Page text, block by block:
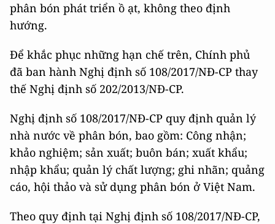
phân bón phát triển ồ ạt, không theo định
hướng.
Để khắc phục những hạn chế trên, Chính phủ
đã ban hành Nghị định số 108/2017/NĐ-CP thay
thế Nghị định số 202/2013/NĐ-CP.
Nghị định số 108/2017/NĐ-CP quy định quản lý
nhà nước về phân bón, bao gồm: Công nhận;
khảo nghiệm; sản xuất; buôn bán; xuất khẩu;
nhập khẩu; quản lý chất lượng; ghi nhãn; quảng
cáo, hội thảo và sử dụng phân bón ở Việt Nam.
Theo quy định tại Nghị định số 108/2017/NĐ-CP,